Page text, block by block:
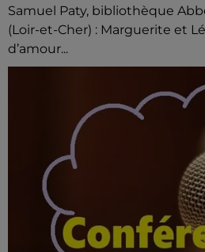
Samuel Paty, bibliothèque
(Loir-et-Cher) : Marguerite et
d’amour...